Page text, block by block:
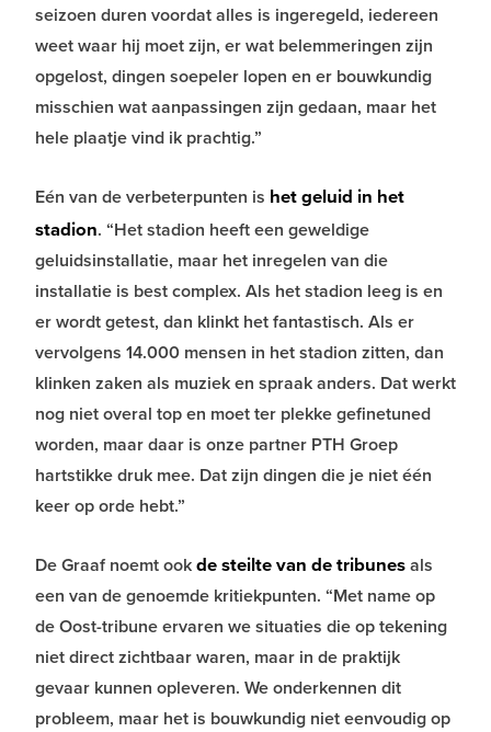
seizoen duren voordat alles is ingeregeld, iedereen
weet waar hij moet zijn, er wat belemmeringen zijn
opgelost, dingen soepeler lopen en er bouwkundig
misschien wat aanpassingen zijn gedaan, maar het
hele plaatje vind ik prachtig.”
Eén van de verbeterpunten is het geluid in het
stadion. “Het stadion heeft een geweldige
geluidsinstallatie, maar het inregelen van die
installatie is best complex. Als het stadion leeg is en
er wordt getest, dan klinkt het fantastisch. Als er
vervolgens 14.000 mensen in het stadion zitten, dan
klinken zaken als muziek en spraak anders. Dat werkt
nog niet overal top en moet ter plekke gefinetuned
worden, maar daar is onze partner PTH Groep
hartstikke druk mee. Dat zijn dingen die je niet één
keer op orde hebt.”
De Graaf noemt ookde steilte van de tribunesals
een van de genoemde kritiekpunten. “Met name op
de Oost-tribune ervaren we situaties die op tekening
niet direct zichtbaar waren, maar in de praktijk
gevaar kunnen opleveren. We onderkennen dit
probleem, maar het is bouwkundig niet eenvoudig op